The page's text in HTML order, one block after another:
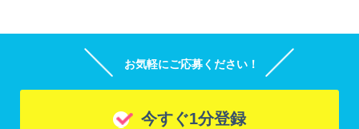
お気軽にご応募ください！
今すぐ1分登録